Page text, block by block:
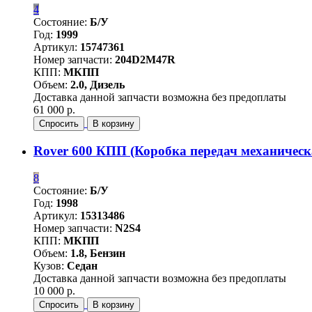
4
Состояние: Б/У
Год: 1999
Артикул: 15747361
Номер запчасти: 204D2M47R
КПП: МКПП
Объем: 2.0, Дизель
Доставка данной запчасти возможна без предоплаты
61 000 р.
Спросить В корзину
Rover 600 КПП (Коробка передач
8
Состояние: Б/У
Год: 1998
Артикул: 15313486
Номер запчасти: N2S4
КПП: МКПП
Объем: 1.8, Бензин
Кузов: Седан
Доставка данной запчасти возможна без предоплаты
10 000 р.
Спросить В корзину